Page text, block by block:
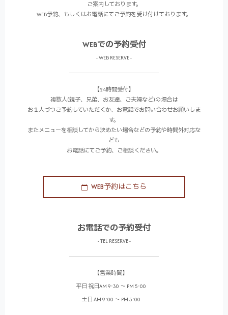
ご案内しております。
WEB予約、もしくはお電話にてご予約を受け付けております。
WEBでの予約受付
- WEB RESERVE -
【24時間受付】
複数人(親子、兄弟、お友達、ご夫婦など)の場合は
お１人づつご予約していただくか、お電話でお問い合わせお願いしま
す。
またメニューを相談してから決めたい場合などの予約や時間外対応な
ども
お電話にてご予約、ご相談ください。
WEB予約はこちら
お電話での予約受付
- TEL RESERVE -
【営業時間】
平日 祝日AM 9:30 ～ PM 5:00
土日 AM 9:00 ～ PM 5:00